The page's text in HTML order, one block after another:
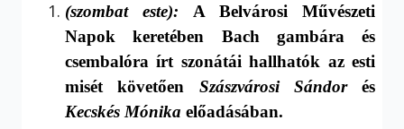
(szombat este): A Belvárosi Művészeti
Napok keretében Bach gambára és
csembalóra írt szonátái hallhatók az esti
misét követően Szászvárosi Sándor és
Kecskés Mónikaelőadásában.